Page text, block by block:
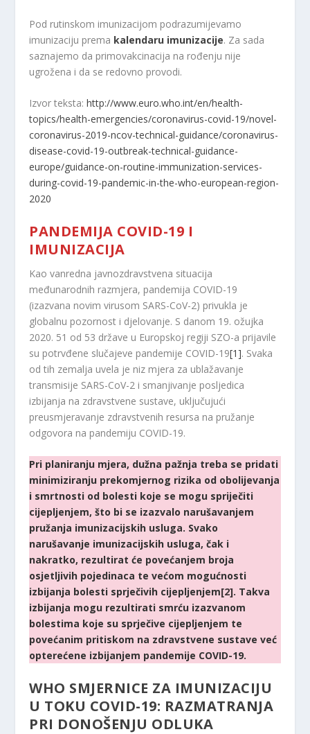
Pod rutinskom imunizacijom podrazumijevamo
imunizaciju prema kalendaru imunizacije. Za sada
saznajemo da primovakcinacija na rođenju nije
ugrožena i da se redovno provodi.
Izvor teksta:http://www.euro.who.int/en/health-
topics/health-emergencies/coronavirus-covid-19/novel-
coronavirus-2019-ncov-technical-guidance/coronavirus-
disease-covid-19-outbreak-technical-guidance-
europe/guidance-on-routine-immunization-services-
during-covid-19-pandemic-in-the-who-european-region-
2020
PANDEMIJA COVID-19 I
IMUNIZACIJA
Kao vanredna javnozdravstvena situacija
međunarodnih razmjera, pandemija COVID-19
(izazvana novim virusom SARS-CoV-2) privukla je
globalnu pozornost i djelovanje. S danom 19. ožujka
2020. 51 od 53 države u Europskoj regiji SZO-a prijavile
su potrvđene slučajeve pandemije COVID-19[1]. Svaka
od tih zemalja uvela je niz mjera za ublažavanje
transmisije SARS-CoV-2 i smanjivanje posljedica
izbijanja na zdravstvene sustave, uključujući
preusmjeravanje zdravstvenih resursa na pružanje
odgovora na pandemiju COVID-19.
Pri planiranju mjera, dužna pažnja treba se pridati
minimiziranju prekomjernog rizika od obolijevanja
i smrtnosti od bolesti koje se mogu spriječiti
cijepljenjem, što bi se izazvalo narušavanjem
pružanja imunizacijskih usluga. Svako
narušavanje imunizacijskih usluga, čak i
nakratko, rezultirat će povećanjem broja
osjetljivih pojedinaca te većom mogućnosti
izbijanja bolesti sprječivih cijepljenjem[2]. Takva
izbijanja mogu rezultirati smrću izazvanom
bolestima koje su sprječive cijepljenjem te
povećanim pritiskom na zdravstvene sustave već
opterećene izbijanjem pandemije COVID-19.
WHO SMJERNICE ZA IMUNIZACIJU
U TOKU COVID-19: RAZMATRANJA
PRI DONOŠENJU ODLUKA